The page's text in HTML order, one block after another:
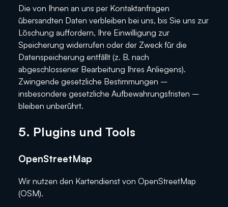
Die von Ihnen an uns per Kontaktanfragen
übersandten Daten verbleiben bei uns, bis Sie uns zur
Löschung auffordern, Ihre Einwilligung zur
Speicherung widerrufen oder der Zweck für die
Datenspeicherung entfällt (z. B. nach
abgeschlossener Bearbeitung Ihres Anliegens).
Zwingende gesetzliche Bestimmungen –
insbesondere gesetzliche Aufbewahrungsfristen –
bleiben unberührt.
5. Plugins und Tools
OpenStreetMap
Wir nutzen den Kartendienst von OpenStreetMap
(OSM).